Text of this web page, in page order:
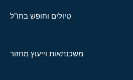
טיולים וחופש בחו"ל
משכנתאות וייעוץ מחזור